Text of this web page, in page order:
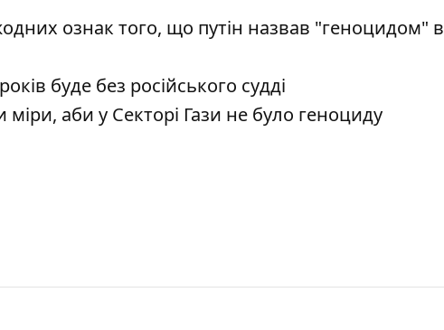
ознак того, що путін назвав "геноцидом" в
буде без російського судді
аби у Секторі Гази не було геноциду